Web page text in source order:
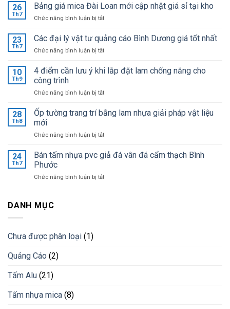
26
Th7
Bảng giá mica Đài Loan mới cập nhật giá sỉ tại kho
Chức năng bình luận bị tắtở
giá
mica
Đài
mới
giá
tại
23
Th7
Các đại lý vật tư quảng cáo Bình Dương giá tốt nhất
Chức năng bình luận bị tắtở
đại
tư
cáo
giá
nhất
10
Th9
4 điểm cần lưu ý khi lắp đặt lam chống nắng cho
công trình
Chức năng bình luận bị tắtở
điểm
cần
ý
lắp
chống
28
Th8
Ốp tường trang trí bằng lam nhựa giải pháp vật liệu
mới
Chức năng bình luận bị tắtở
tường
trang
bằng
24
Th7
Bán tấm nhựa pvc giả đá vân đá cẩm thạch Bình
Phước
Chức năng bình luận bị tắtở
DANH MỤC
Chưa được phân loại (1)
Quảng Cáo (2)
Tấm Alu (21)
Tấm nhựa mica (8)